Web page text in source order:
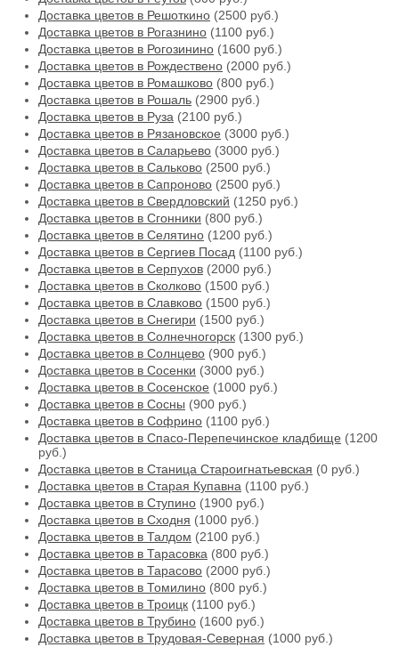
Доставка цветов в Решоткино (2500 руб.)
Доставка цветов в Рогазнино (1100 руб.)
Доставка цветов в Рогозинино (1600 руб.)
Доставка цветов в Рождествено (2000 руб.)
Доставка цветов в Ромашково (800 руб.)
Доставка цветов в Рошаль (2900 руб.)
Доставка цветов в Руза (2100 руб.)
Доставка цветов в Рязановское (3000 руб.)
Доставка цветов в Саларьево (3000 руб.)
Доставка цветов в Сальково (2500 руб.)
Доставка цветов в Сапроново (2500 руб.)
Доставка цветов в Свердловский (1250 руб.)
Доставка цветов в Сгонники (800 руб.)
Доставка цветов в Селятино (1200 руб.)
Доставка цветов в Сергиев Посад (1100 руб.)
Доставка цветов в Серпухов (2000 руб.)
Доставка цветов в Сколково (1500 руб.)
Доставка цветов в Славково (1500 руб.)
Доставка цветов в Снегири (1500 руб.)
Доставка цветов в Солнечногорск (1300 руб.)
Доставка цветов в Солнцево (900 руб.)
Доставка цветов в Сосенки (3000 руб.)
Доставка цветов в Сосенское (1000 руб.)
Доставка цветов в Сосны (900 руб.)
Доставка цветов в Софрино (1100 руб.)
Доставка цветов в Спасо-Перепечинское кладбище (1200
руб.)
Доставка цветов в Станица Староигнатьевская (0 руб.)
Доставка цветов в Старая Купавна (1100 руб.)
Доставка цветов в Ступино (1900 руб.)
Доставка цветов в Сходня (1000 руб.)
Доставка цветов в Талдом (2100 руб.)
Доставка цветов в Тарасовка (800 руб.)
Доставка цветов в Тарасово (2000 руб.)
Доставка цветов в Томилино (800 руб.)
Доставка цветов в Троицк (1100 руб.)
Доставка цветов в Трубино (1600 руб.)
Доставка цветов в Трудовая-Северная (1000 руб.)